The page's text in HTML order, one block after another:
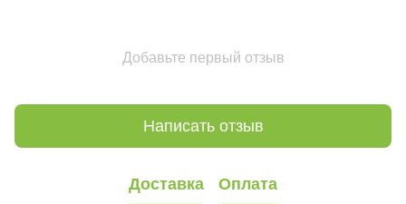
Добавьте первый отзыв
Написать отзыв
Доставка Оплата